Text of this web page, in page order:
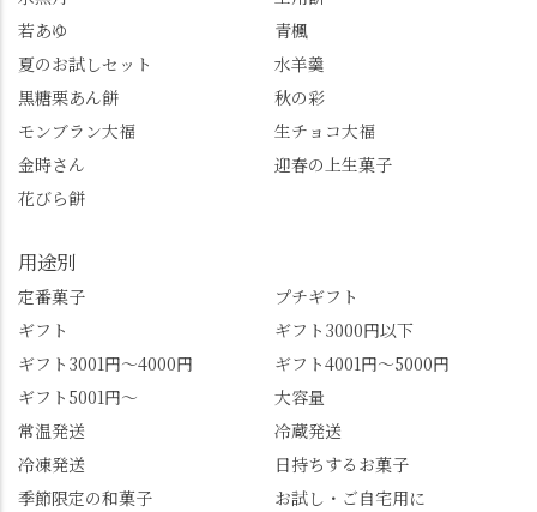
若あゆ
青楓
夏のお試しセット
水羊羹
黒糖栗あん餅
秋の彩
モンブラン大福
生チョコ大福
金時さん
迎春の上生菓子
花びら餅
用途別
定番菓子
プチギフト
ギフト
ギフト3000円以下
ギフト3001円～4000円
ギフト4001円～5000円
ギフト5001円～
大容量
常温発送
冷蔵発送
冷凍発送
日持ちするお菓子
季節限定の和菓子
お試し・ご自宅用に